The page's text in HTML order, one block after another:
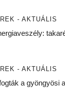
- AKTUÁLIS
- AKTUÁLIS
a gyöngyösi